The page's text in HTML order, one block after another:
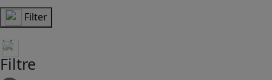
Filter
Filtre